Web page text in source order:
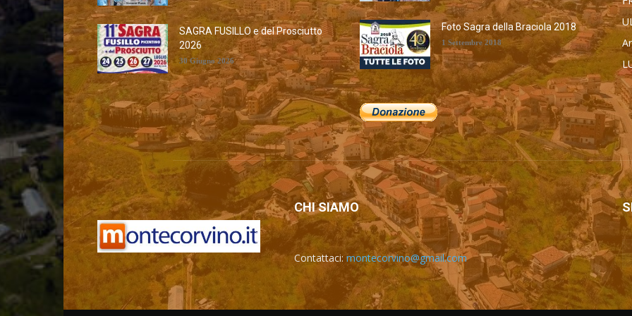
SAGRA FUSILLO e del Prosciutto
2026
30 Giugno 2026
Foto Sagra della Braciola 2018
1 Settembre 2018
CHI SIAMO
Contattaci: montecorvino@gmail.com